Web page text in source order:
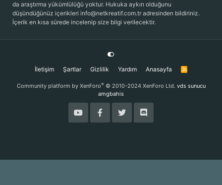
da araştırma yükümlülüğü yoktur. Hukuka aykırı olduğunu
düşündüğünüz içerikleri info@netkreatif.com.tr adresinden bildiriniz.
İçerik en kısa sürede incelenip size bilgi verilecektir.
İletişim Şartlar Gizlilik Yardım Anasayfa
R
Community platform by XenForo® © 2010-2024 XenForo Ltd. vds sunucu
amgbahis